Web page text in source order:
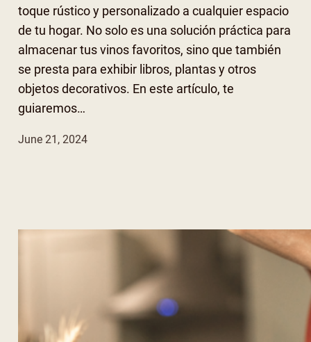
toque rústico y personalizado a cualquier espacio
de tu hogar. No solo es una solución práctica para
almacenar tus vinos favoritos, sino que también
se presta para exhibir libros, plantas y otros
objetos decorativos. En este artículo, te
guiaremos…
June 21, 2024